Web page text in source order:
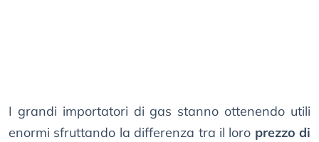
I grandi importatori di gas stanno ottenendo utili
enormi sfruttando la differenza tra il loro prezzo di